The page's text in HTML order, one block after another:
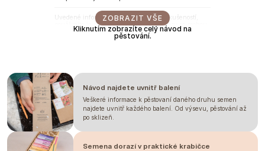
Uvedené informace vychází z našich zkušeností,
používejte je prosím jen jako vodítko. Časy se mohou
lišit v závislosti na ročním období, podnebí, umístění,
termínu vysetí a přesazení a případně i podmínkách
ZOBRAZIT VŠE
Kliknutím zobrazíte celý návod na
pěstování.
Návod najdete uvnitř balení
Veškeré informace k pěstovaní daného druhu semen
najdete uvnitř každého balení. Od výsevu, pěstování až
po sklizeň.
Semena dorazí v praktické krabičce